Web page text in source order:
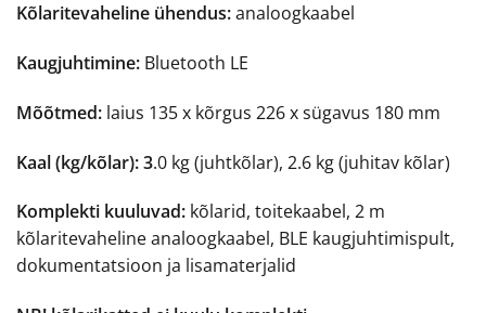
Kõlaritevaheline ühendus:analoogkaabel
Kaugjuhtimine: Bluetooth LE
Mõõtmed: laius 135 x kõrgus 226 x sügavus 180 mm
Kaal (kg/kõlar): 3.0 kg (juhtkõlar), 2.6 kg (juhitav kõlar)
Komplekti kuuluvad: kõlarid, toitekaabel, 2 m
kõlaritevaheline analoogkaabel, BLE kaugjuhtimispult,
dokumentatsioon ja lisamaterjalid